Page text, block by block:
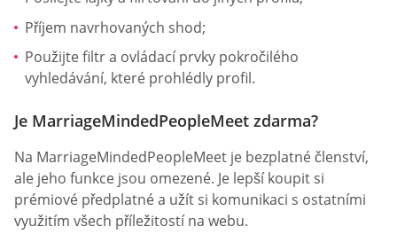
Příjem navrhovaných shod;
Použijte filtr a ovládací prvky pokročilého
vyhledávání, které prohlédly profil.
Je MarriageMindedPeopleMeet zdarma?
Na MarriageMindedPeopleMeet je bezplatné členství,
ale jeho funkce jsou omezené. Je lepší koupit si
prémiové předplatné a užít si komunikaci s ostatními
využitím všech příležitostí na webu.